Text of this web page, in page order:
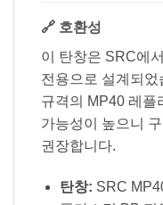
🔗 호환성
이 탄창은 SRC에
전용으로 설계되
규격의 MP40 레플
가능성이 높으니
권장합니다.
탄창: SRC